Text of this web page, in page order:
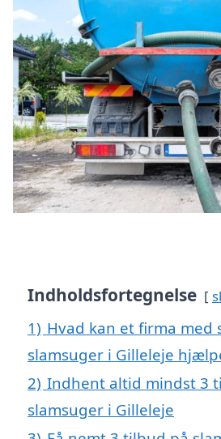
Indholdsfortegnelse
1) Hvad kan et firma med
slamsuger i Gilleleje
2) Indhent altid mindst 3
slamsuger i Gilleleje